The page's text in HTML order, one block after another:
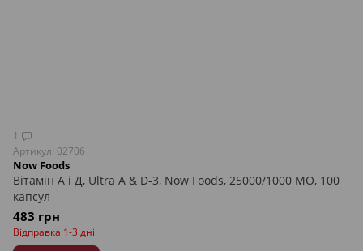
1
Артикул: 02706
Now Foods
Вітамін А і Д, Ultra A & D-3, Now Foods, 25000/1000 МО, 100
капсул
483 грн
Відправка 1-3 дні